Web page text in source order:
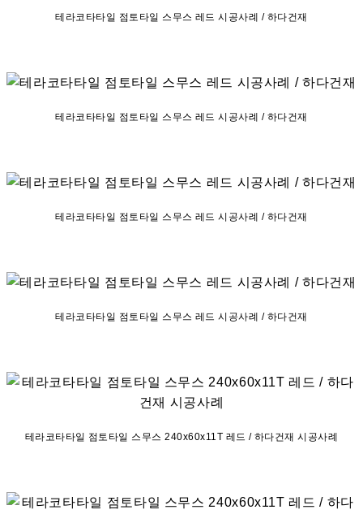
테라코타타일 점토타일 스무스 레드 시공사례 / 하다건재
테라코타타일 점토타일 스무스 레드 시공사례 / 하다건재
테라코타타일 점토타일 스무스 레드 시공사례 / 하다건재
테라코타타일 점토타일 스무스 레드 시공사례 / 하다건재
테라코타타일 점토타일 스무스 240x60x11T 레드 / 하다건재 시공사례